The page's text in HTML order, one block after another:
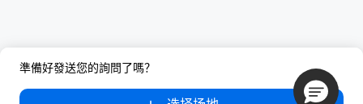
準備好發送您的詢問了嗎？